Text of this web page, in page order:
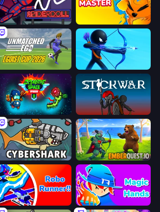
SpiderDoll Summoner Master
Archers Random
Zombie Space Episode 2 Stick War
CyberShark EmberQuest.io
Robo Runner Magic Hands